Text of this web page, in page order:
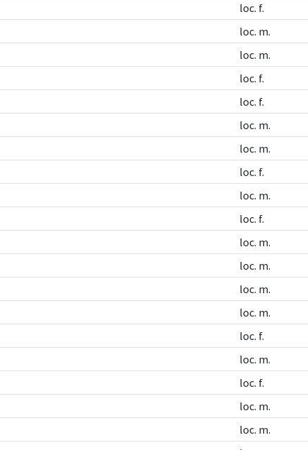
loc. f.
loc. m.
loc. m.
loc. f.
loc. f.
loc. m.
loc. m.
loc. f.
loc. m.
loc. f.
loc. m.
loc. m.
loc. m.
loc. m.
loc. f.
loc. m.
loc. f.
loc. m.
loc. m.